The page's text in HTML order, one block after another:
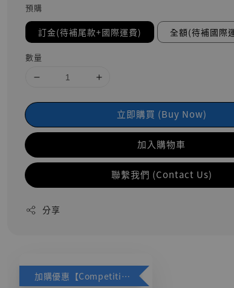
預購
訂金(待補尾款+國際運費) 全額(待補國際
數量
立即購買 (Buy Now)
加入購物車
聯繫我們 (Contact Us)
分享
加購優惠【Competitive Toys 梅西 [CM001]】